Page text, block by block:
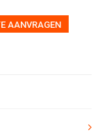
AANVRAGEN